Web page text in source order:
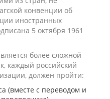
конвенции об
иностранных
5 октября 1961
более сложной
каждый российский
должен пройти:
(вместе с переводом и